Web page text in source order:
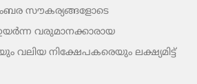
സൗകര്യങ്ങളോടെ
വരുമാനക്കാരായ
വലിയ നിക്ഷേപകരെയും ലക്ഷ്യമിട്ട്